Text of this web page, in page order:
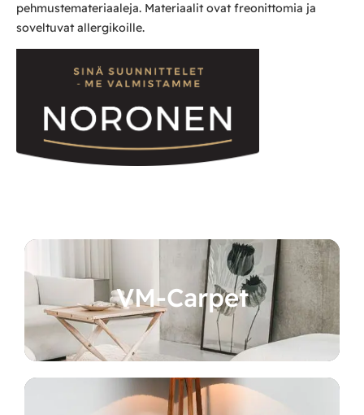
pehmustemateriaaleja. Materiaalit ovat freonittomia ja
soveltuvat allergikoille.
VM-Carpet